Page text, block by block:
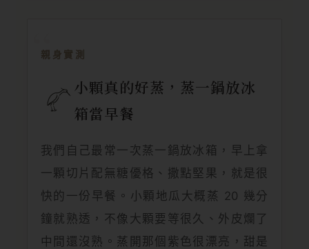
親身實測
小顆真的好蒸，蒸一鍋放冰
箱當早餐
我們自己最常一次蒸一鍋放冰箱，早上拿
一顆切片配無糖優格、撒點堅果，就是很
快的一份早餐。小顆地瓜大概蒸 20 幾分
鐘就熟透，不像大顆要等很久、外皮爛了
中間還沒熟。蒸開那個紫色很漂亮，甜是